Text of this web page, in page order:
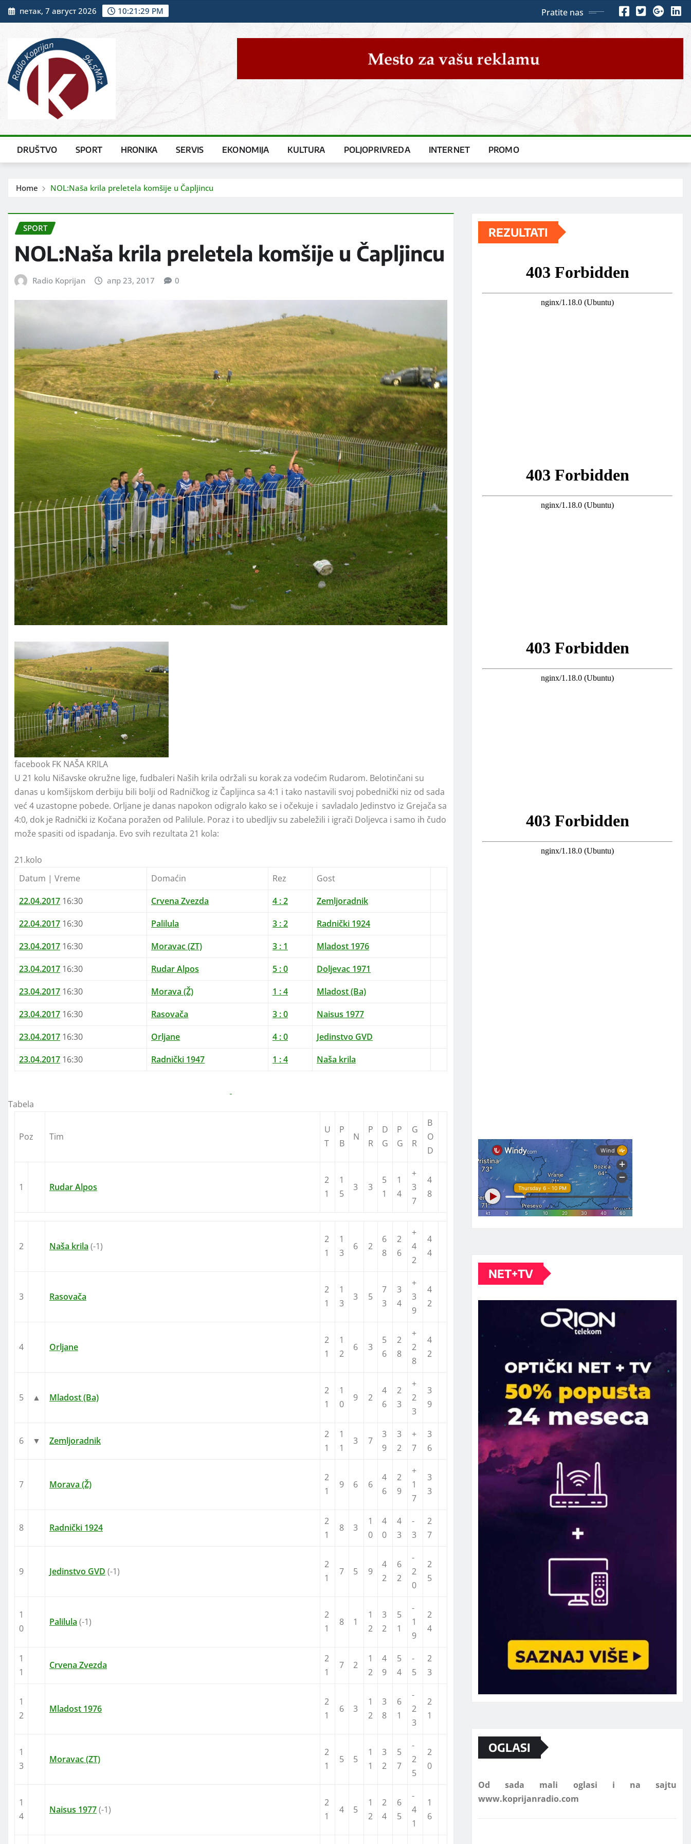
Skip
to
петак, 7 август 2026 10:21:31 PM Pratite nas
DRUŠTVO SPORT HRONIKA SERVIS EKONOMIJA KULTURA POLJOPRIVREDA INTERNET PROMO
Home NOL:Naša krila preletela komšije u Čapljincu
SPORT
NOL:Naša krila preletela komšije u Čapljincu
Radio Koprijan апр 23, 2017 0
facebook FK NAŠA KRILA
U 21 kolu Nišavske okružne lige, fudbaleri Naših krila održali su korak za vodećim Rudarom. Belotinčani su
danas u komšijskom derbiju bili bolji od Radničkog iz Čapljinca sa 4:1 i tako nastavili svoj pobednički niz od sada
već 4 uzastopne pobede. Orljane je danas napokon odigralo kako se i očekuje i savladalo Jedinstvo iz Grejača sa
4:0, dok je Radnički iz Kočana poražen od Palilule. Poraz i to ubedljiv su zabeležili i igrači Doljevca i samo ih čudo
može spasiti od ispadanja. Evo svih rezultata 21 kola:
21.kolo
Datum | Vreme
Domaćin Rez
Gost
22.04.2017 16:30 Crvena Zvezda 4 :2
Zemljoradnik
22.04.2017 16:30 Palilula 3 :2
Radnički 1924
23.04.2017 16:30 Moravac (ZT) 3 : 1
Mladost 1976
23.04.2017 16:30 Rudar Alpos 5 :0
Doljevac 1971
23.04.2017 16:30 Morava (Ž) 1 :4
Mladost (Ba)
23.04.2017 16:30 Rasovača 3 :0
Naisus 1977
23.04.2017 16:30 Orljane 4 :0
Jedinstvo GVD
23.04.2017 16:30 Radnički 1947 1 :4 Naša krila
Tabela
Poz Tim
U
T
P
B
N
P
R
D
G
P
G
G
R
B
O
D
1 Rudar Alpos
2
1
1
5
3 3
5
1
1
4
+
3
7
4
8
2 Naša krila (-1)
2
1
1
3
6 2
6
8
2
6
+
4
2
4
4
3 Rasovača
2
1
1
3
3 5
7
3
3
4
+
3
9
4
2
4 Orljane
2
1
1
2
6 3
5
6
2
8
+
2
8
4
2
5 ▲ Mladost (Ba)
2
1
1
0
9 2
4
6
2
3
+
2
3
3
9
6 ▼ Zemljoradnik
2
1
1
1
3 7
3
9
3
2
+
7
3
6
7 Morava (Ž)
2
1
9 6 6
4
6
2
9
+
1
7
3
3
8 Radnički 1924
2
1
8 3
1
0
4
0
4
3
-
3
2
7
9 Jedinstvo GVD (-1)
2
1
7 5 9
4
2
6
2
-
2
0
2
5
1
0
Palilula (-1)
2
1
8 1
1
2
3
2
5
1
-
1
9
2
4
1
1
Crvena Zvezda
2
1
7 2
1
2
4
9
5
4
-
5
2
3
1
2
Mladost 1976
2
1
6 3
1
2
3
8
6
1
-
2
3
2
1
1
3
Moravac (ZT)
2
1
5 5
1
1
3
2
5
7
-
2
5
2
0
1
4
Naisus 1977(-1)
2
1
4 5
1
2
2
4
6
5
-
4
1
1
6
REZULTATI
NET+TV
OGLASI